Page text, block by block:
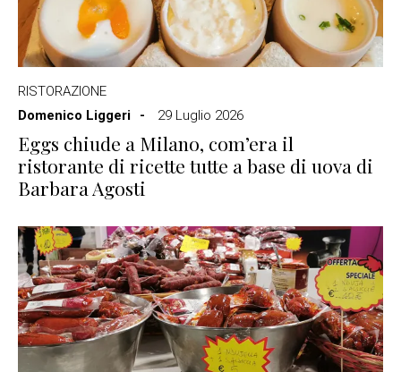
RISTORAZIONE
Domenico Liggeri
29 Luglio 2026
Eggs chiude a Milano, com’era il
ristorante di ricette tutte a base di uova di
Barbara Agosti